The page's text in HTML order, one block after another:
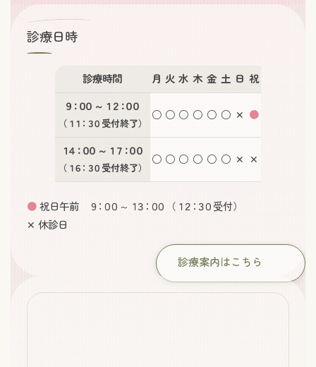
診療日時
診療時間 月 火 水 木 金 土 日 祝
９：００ ～ １２：００
（ １１：３０ 受付終了）
○ ○ ○ ○ ○ ○ ✕ ●
１４：００ ～ １７：００
（ １６：３０ 受付終了）
○ ○ ○ ○ ○ ○ ✕ ✕
●祝日午前 ９：００ ～ １３：００ （ １２：３０ 受付）
✕ 休診日
診療案内はこちら